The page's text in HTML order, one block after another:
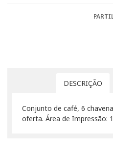
DESCRIÇÃO
Conjunto de café, 6
oferta. Área de Impressão: